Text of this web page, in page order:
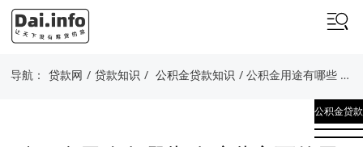
导航： 贷款网 / 贷款知识 / 公积金贷款知识 / 公积金用途有哪些 有这些方面的用途
公积金贷款
知识